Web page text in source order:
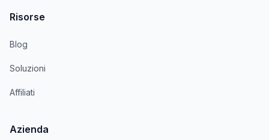
Risorse
Blog
Soluzioni
Affiliati
Azienda